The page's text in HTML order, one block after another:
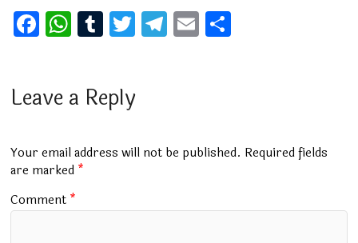
F
a
b
o
k
W
h
s
p
p
T
u
bl
T
wi
er
T
el
m
E
m
Leave a Reply
Your email address will not be published. Required fields
are marked *
Comment *